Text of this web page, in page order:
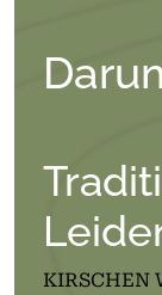
KIRSCHEN